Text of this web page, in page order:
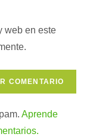
web en este
Aprende